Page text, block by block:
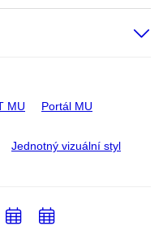
MU Portál MU
Jednotný vizuální styl
PřidatPřidat